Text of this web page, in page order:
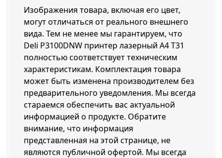
Изображения товара, включая его цвет,
могут отличаться от реального внешнего
вида. Тем не менее мы гарантируем, что
Deli P3100DNW принтер лазерный A4 T31
полностью соответствует техническим
характеристикам. Комплектация товара
может быть изменена производителем без
предварительного уведомления. Мы всегда
стараемся обеспечить вас актуальной
информацией о продукте. Обратите
внимание, что информация
представленная на этой странице, не
являются публичной офертой. Мы всегда